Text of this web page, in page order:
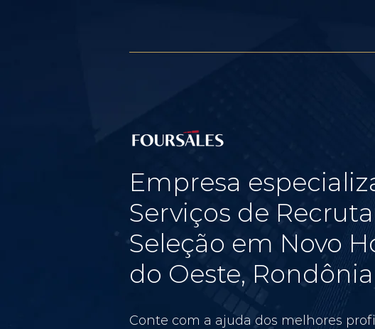
Empresa
Serviços de
Seleção em Novo
do Oeste, Rondônia
Conte com a ajuda dos melhores